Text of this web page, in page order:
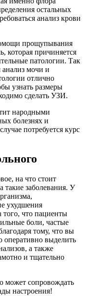
остальных
анализ крови
прощупывания
которая причиняется
патологии. Так
анализ мочи и
отлично
узнать размеры
сделать УЗИ.
народными
болезнях и
потребуется курс
на что стоит
такие заболевания. У
ухудшения
того, что пациенты
боли, частые
тому, что вы
оперативно выделить
а также
и тщательно
может сопровождать
настроения!